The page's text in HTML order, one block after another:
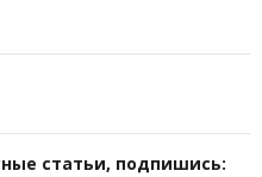
статьи, подпишись: